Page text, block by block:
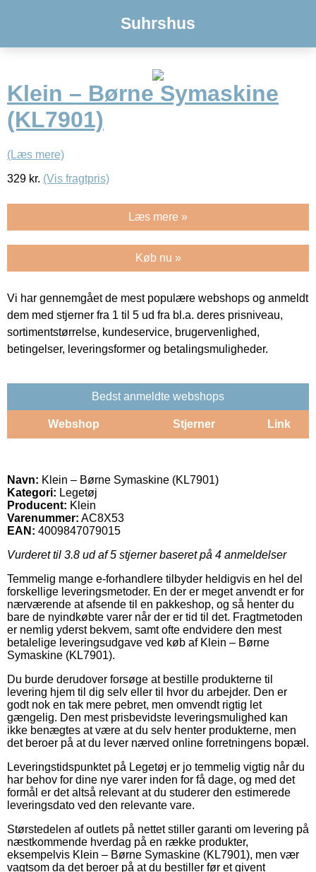
Suhrshus
Klein – Børne Symaskine
(KL7901)
(Læs mere)
329 kr. (Vis fragtpris)
Læs mere »
Køb nu »
Vi har gennemgået de mest populære webshops og anmeldt
dem med stjerner fra 1 til 5 ud fra bl.a. deres prisniveau,
sortimentstørrelse, kundeservice, brugervenlighed,
betingelser, leveringsformer og betalingsmuligheder.
Bedst anmeldte webshops
Webshop Stjerner Link
Navn: Klein – Børne Symaskine (KL7901)
Kategori: Legetøj
Producent: Klein
Varenummer: AC8X53
EAN: 4009847079015
Vurderet til 3.8 ud af 5 stjerner baseret på 4 anmeldelser
Temmelig mange e-forhandlere tilbyder heldigvis en hel del
forskellige leveringsmetoder. En der er meget anvendt er for
nærværende at afsende til en pakkeshop, og så henter du
bare de nyindkøbte varer når der er tid til det. Fragtmetoden
er nemlig yderst bekvem, samt ofte endvidere den mest
betalelige leveringsudgave ved køb af Klein – Børne
Symaskine (KL7901).
Du burde derudover forsøge at bestille produkterne til
levering hjem til dig selv eller til hvor du arbejder. Den er
godt nok en tak mere pebret, men omvendt rigtig let
gængelig. Den mest prisbevidste leveringsmulighed kan
ikke benægtes at være at du selv henter produkterne, men
det beroer på at du lever nærved online forretningens bopæl.
Leveringstidspunktet på Legetøj er jo temmelig vigtig når du
har behov for dine nye varer inden for få dage, og med det
formål er det altså relevant at du studerer den estimerede
leveringsdato ved den relevante vare.
Størstedelen af outlets på nettet stiller garanti om levering på
næstkommende hverdag på en række produkter,
eksempelvis Klein – Børne Symaskine (KL7901), men vær
vagtsom da det beroer på at du bestiller før et givent